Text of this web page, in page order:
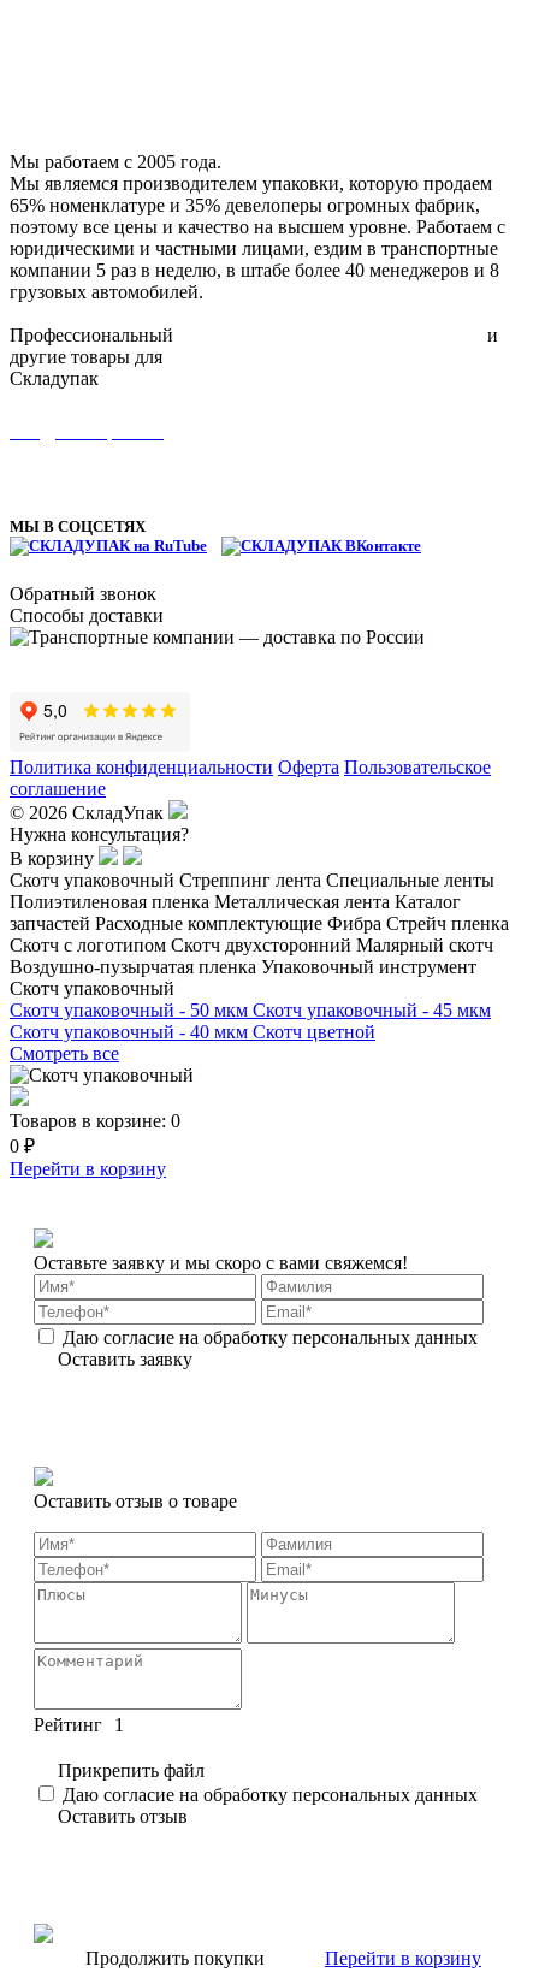
Мы работаем с 2005 года.
Мы являемся производителем упаковки, которую продаем
65% номенклатуре и 35% девелоперы огромных фабрик,
поэтому все цены и качество на высшем уровне. Работаем с
юридическими и частными лицами, ездим в транспортные
компании 5 раз в неделю, в штабе более 40 менеджеров и 8
грузовых автомобилей.
Профессиональный
и
другие товары для
Складупак
МЫ В СОЦСЕТЯХ
Обратный звонок
Способы доставки
Политика конфиденциальности Оферта Пользовательское
соглашение
© 2026 СкладУпак
Нужна консультация?
В корзину
Скотч упаковочный Стреппинг лента Специальные ленты
Полиэтиленовая пленка Металлическая лента Каталог
запчастей Расходные комплектующие Фибра Стрейч пленка
Скотч с логотипом Скотч двухсторонний Малярный скотч
Воздушно-пузырчатая пленка Упаковочный инструмент
Скотч упаковочный
Скотч упаковочный - 50 мкм Скотч упаковочный - 45 мкм
Скотч упаковочный - 40 мкм Скотч цветной
Смотреть все
Товаров в корзине: 0
0 ₽
Перейти в корзину
Оставьте заявку и мы скоро с вами свяжемся!
Даю согласие на обработку персональных данных
Оставить заявку
Оставить отзыв о товаре
Рейтинг 1
Прикрепить файл
Даю согласие на обработку персональных данных
Оставить отзыв
Продолжить покупки Перейти в корзину